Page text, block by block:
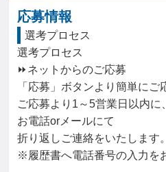
応募情報
選考プロセス
選考プロセス
⏩ネットからのご応募
「応募」ボタンより簡単にご
ご応募より1～5営業日以内に、
お電話orメールにて
折り返しご連絡をいたします。
※履歴書へ電話番号の入力を